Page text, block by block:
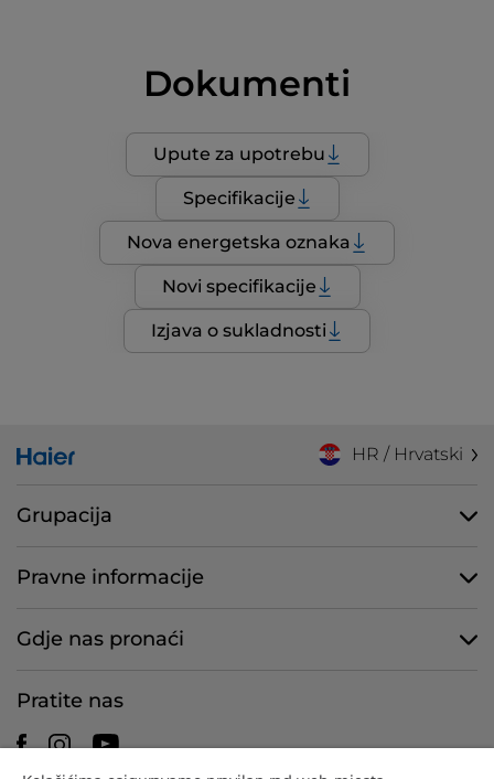
Dokumenti
Upute za upotrebu
Specifikacije
Nova energetska oznaka
Novi specifikacije
Izjava o sukladnosti
HR / Hrvatski
Grupacija
Pravne informacije
Gdje nas pronaći
Pratite nas